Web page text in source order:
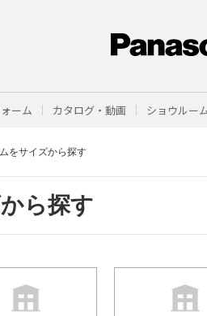
ーム カタログ・動画 ショウルー
をサイズから探す
ら探す